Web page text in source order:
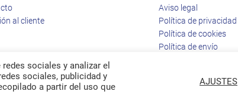
al cliente
Aviso legal
Política de privacidad
Política de cookies
Política de envío
sociales y analizar el
sociales, publicidad y
a partir del uso que
AJUSTES